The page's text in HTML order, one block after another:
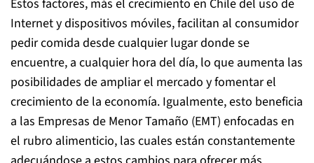
Estos factores, más el crecimiento en Chile del uso de
Internet y dispositivos móviles, facilitan al consumidor
pedir comida desde cualquier lugar donde se
encuentre, a cualquier hora del día, lo que aumenta las
posibilidades de ampliar el mercado y fomentar el
crecimiento de la economía. Igualmente, esto beneficia
a las Empresas de Menor Tamaño (EMT) enfocadas en
el rubro alimenticio, las cuales están constantemente